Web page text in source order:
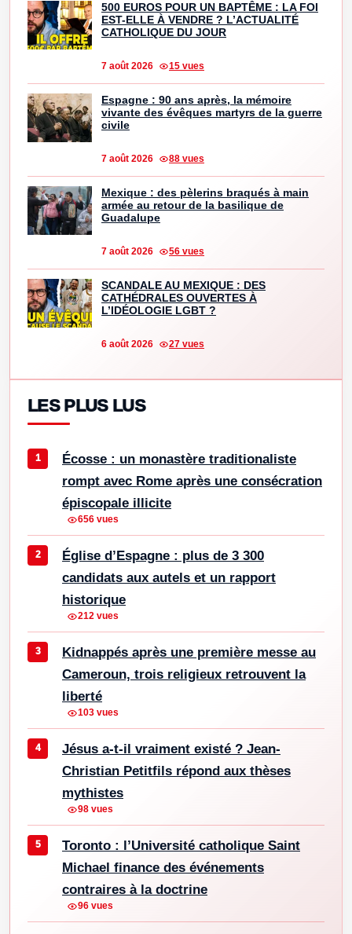
500 EUROS POUR UN BAPTÊME : LA FOI
EST-ELLE À VENDRE ? L’ACTUALITÉ
CATHOLIQUE DU JOUR
7 août 2026 15 vues
Espagne : 90 ans après, la mémoire
vivante des évêques martyrs de la guerre
civile
7 août 2026 88 vues
Mexique : des pèlerins braqués à main
armée au retour de la basilique de
Guadalupe
7 août 2026 56 vues
SCANDALE AU MEXIQUE : DES
CATHÉDRALES OUVERTES À
L’IDÉOLOGIE LGBT ?
6 août 2026 27 vues
LES PLUS LUS
Écosse : un monastère traditionaliste
rompt avec Rome après une consécration
épiscopale illicite
656 vues
Église d’Espagne : plus de 3 300
candidats aux autels et un rapport
historique
212 vues
Kidnappés après une première messe au
Cameroun, trois religieux retrouvent la
liberté
103 vues
Jésus a-t-il vraiment existé ? Jean-
Christian Petitfils répond aux thèses
mythistes
98 vues
Toronto : l’Université catholique Saint
Michael finance des événements
contraires à la doctrine
96 vues